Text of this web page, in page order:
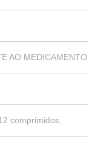
AO MEDICAMENTO
comprimidos.